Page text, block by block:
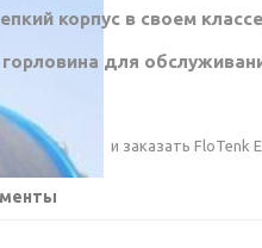
корпус в своем
для
и заказать FloTenk